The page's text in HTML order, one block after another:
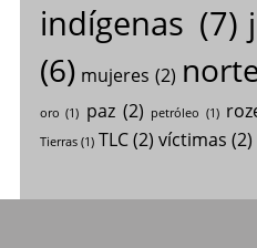
indígenas (7)
(6) mujeres (2)
oro (1) paz (2) petróleo (1)
Tierras(1) TLC(2) víctimas (2)